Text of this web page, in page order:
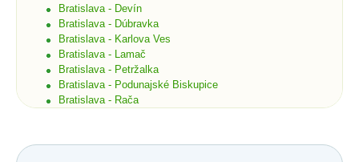
Bratislava - Devín
Bratislava - Dúbravka
Bratislava - Karlova Ves
Bratislava - Lamač
Bratislava - Petržalka
Bratislava - Podunajské Biskupice
Bratislava - Rača
Bratislava - Staré Mesto